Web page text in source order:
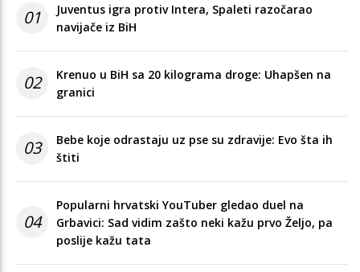
01
Juventus igra protiv Intera, Spaleti razočarao
navijače iz BiH
02
Krenuo u BiH sa 20 kilograma droge: Uhapšen na
granici
03
Bebe koje odrastaju uz pse su zdravije: Evo šta ih
štiti
04
Popularni hrvatski YouTuber gledao duel na
Grbavici: Sad vidim zašto neki kažu prvo Željo, pa
poslije kažu tata